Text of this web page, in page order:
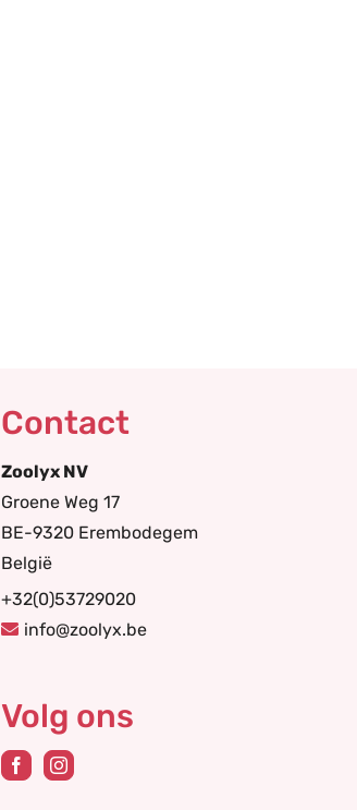
Contact
Zoolyx NV
Groene Weg 17
BE-9320 Erembodegem
België
+32(0)53729020
info@zoolyx.be
Volg ons